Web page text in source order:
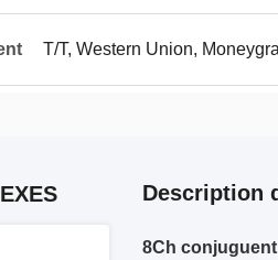
T/T, Western Union,
Description
8Ch